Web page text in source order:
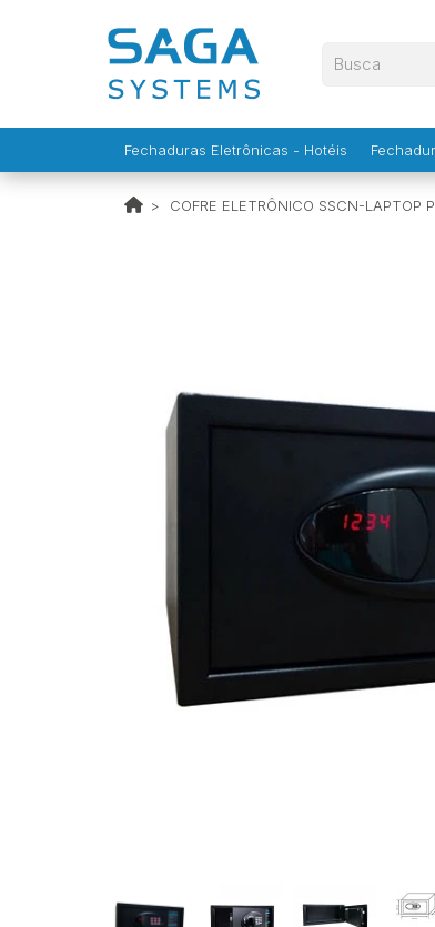
Fechaduras Eletrônicas - Hotéis
COFRE ELETRÔNICO SSCN-LAPTOP